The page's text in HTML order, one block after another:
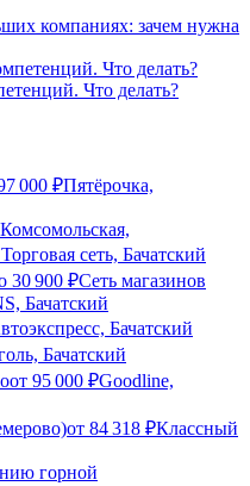
компаниях: зачем нужна
Что делать?
000 ₽Пятёрочка,
сеть, Бачатский
30 900 ₽Сеть магазинов
Бачатский
Бачатский
Бачатский
от 95 000 ₽Goodline,
от 84 318 ₽Классный
горной